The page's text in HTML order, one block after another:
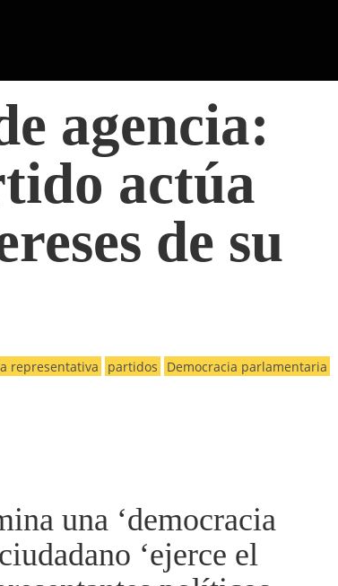
agencia:
actúa
de su
representativa partidos Democracia parlamentaria
una ‘democracia
‘ejerce el